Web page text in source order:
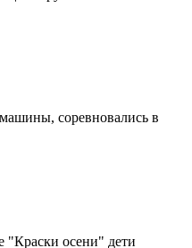
соревновались в
"Краски осени" дети